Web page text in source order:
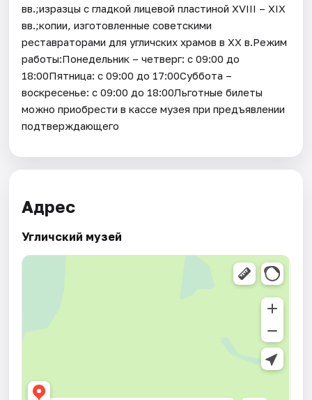
вв.;изразцы с гладкой лицевой пластиной XVIII – XIX
вв.;копии, изготовленные советскими
реставраторами для угличских храмов в XX в.Режим
работы:Понедельник – четверг: с 09:00 до
18:00Пятница: с 09:00 до 17:00Суббота –
воскресенье: с 09:00 до 18:00Льготные билеты
можно приобрести в кассе музея при предъявлении
подтверждающего
Адрес
Угличский музей